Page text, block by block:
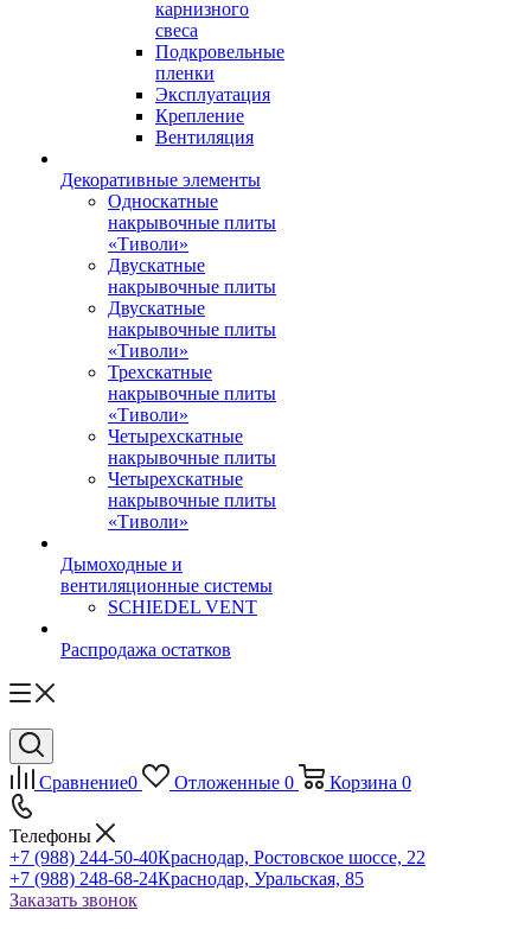
карнизного
свеса
Подкровельные
пленки
Эксплуатация
Крепление
Вентиляция
Декоративные элементы
Односкатные
накрывочные плиты
«Тиволи»
Двускатные
накрывочные плиты
Двускатные
накрывочные плиты
«Тиволи»
Трехскатные
накрывочные плиты
«Тиволи»
Четырехскатные
накрывочные плиты
Четырехскатные
накрывочные плиты
«Тиволи»
Дымоходные и
вентиляционные системы
SCHIEDEL VENT
Распродажа остатков
Сравнение0 Отложенные 0 Корзина 0
Телефоны
+7 (988) 244-50-40Краснодар, Ростовское шоссе, 22
+7 (988) 248-68-24Краснодар, Уральская, 85
Заказать звонок